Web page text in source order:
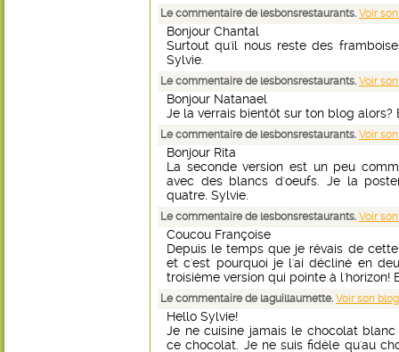
Le commentaire de lesbonsrestaurants. Voir
Bonjour Chantal
Surtout qu'il nous reste des
Sylvie.
Le commentaire de lesbonsrestaurants. Voir
Bonjour Natanael
Je la verrais bientôt sur ton blog alors?
Le commentaire de lesbonsrestaurants. Voir
Bonjour Rita
La seconde version est un peu
avec des blancs d'oeufs. Je la
quatre. Sylvie.
Le commentaire de lesbonsrestaurants. Voir
Coucou Françoise
Depuis le temps que je rêvais de
et c'est pourquoi je l'ai décliné en
troisième version qui pointe à l'horizon!
Le commentaire de laguillaumette. Voir son blog
Hello Sylvie!
Je ne cuisine jamais le chocolat
ce chocolat. Je ne suis fidèle qu'au